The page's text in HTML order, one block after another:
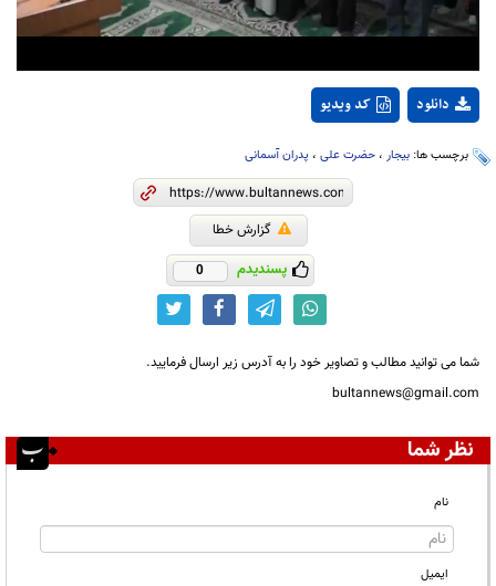
کد ویدیو دانلود
برچسب ها: بیجار ، حضرت علی ، پدران آسمانی
گزارش خطا
پسندیدم 0
شما می توانید مطالب و تصاویر خود را به آدرس زیر ارسال فرمایید.
bultannews@gmail.com
نظر شما
نام
ایمیل